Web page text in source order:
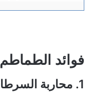
فوائد الطماطم
1. محاربة السرطانات